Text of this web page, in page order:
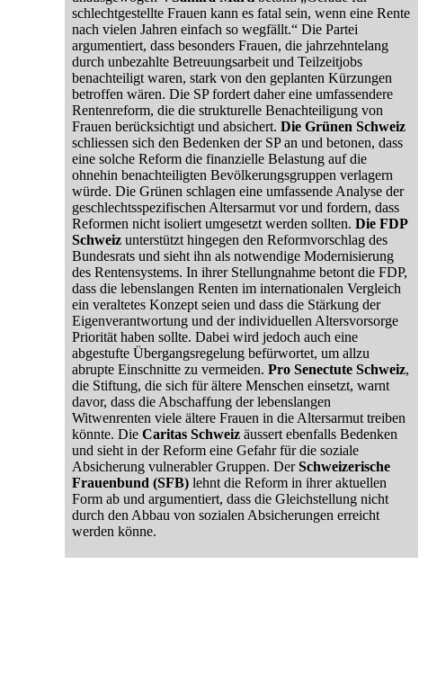
schlechtgestellte Frauen kann es fatal sein, wenn eine Rente
nach vielen Jahren einfach so wegfällt.“Die Partei
argumentiert, dass besonders Frauen, die jahrzehntelang
durch unbezahlte Betreuungsarbeit und Teilzeitjobs
benachteiligt waren, stark von den geplanten Kürzungen
betroffen wären. Die SP fordert daher eine umfassendere
Rentenreform, die die strukturelle Benachteiligung von
Frauen berücksichtigt und absichert. Die Grünen Schweiz
schliessen sich den Bedenken der SP an und betonen, dass
eine solche Reform die finanzielle Belastung auf die
ohnehin benachteiligten Bevölkerungsgruppen verlagern
würde. Die Grünen schlagen eine umfassende Analyse der
geschlechtsspezifischen Altersarmut vor und fordern, dass
Reformen nicht isoliert umgesetzt werden sollten. Die FDP
Schweizunterstützt hingegen den Reformvorschlag des
Bundesrats und sieht ihn als notwendige Modernisierung
des Rentensystems. In ihrer Stellungnahme betont die FDP,
dass die lebenslangen Renten im internationalen Vergleich
ein veraltetes Konzept seien und dass die Stärkung der
Eigenverantwortung und der individuellen Altersvorsorge
Priorität haben sollte. Dabei wird jedoch auch eine
abgestufte Übergangsregelung befürwortet, um allzu
abrupte Einschnitte zu vermeiden. Pro Senectute Schweiz,
die Stiftung, die sich für ältere Menschen einsetzt, warnt
davor, dass die Abschaffung der lebenslangen
Witwenrenten viele ältere Frauen in die Altersarmut treiben
könnte. Die Caritas Schweizäussert ebenfalls Bedenken
und sieht in der Reform eine Gefahr für die soziale
Absicherung vulnerabler Gruppen. DerSchweizerische
Frauenbund (SFB)lehnt die Reform in ihrer aktuellen
Form ab und argumentiert, dass die Gleichstellung nicht
durch den Abbau von sozialen Absicherungen erreicht
werden könne.